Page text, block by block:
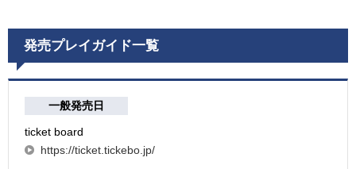
発売プレイガイド一覧
一般発売日
ticket board
https://ticket.tickebo.jp/